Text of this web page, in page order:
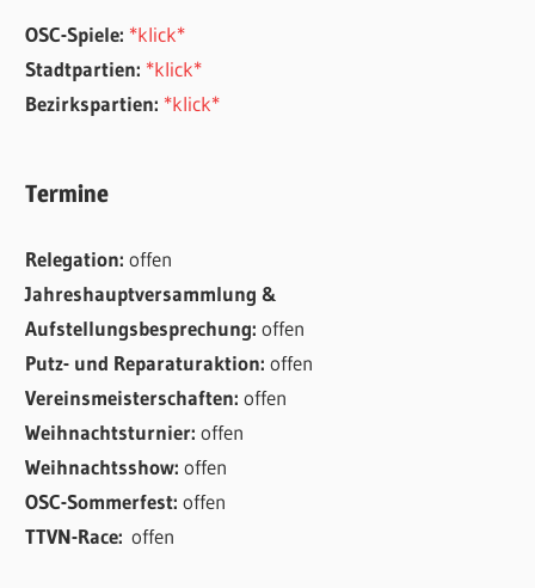
OSC-Spiele: *klick*
Stadtpartien: *klick*
Bezirkspartien: *klick*
Termine
Relegation:offen
Jahreshauptversammlung &
Aufstellungsbesprechung:offen
Putz- und Reparaturaktion:offen
Vereinsmeisterschaften:offen
Weihnachtsturnier:offen
Weihnachtsshow:offen
OSC-Sommerfest:offen
TTVN-Race:offen